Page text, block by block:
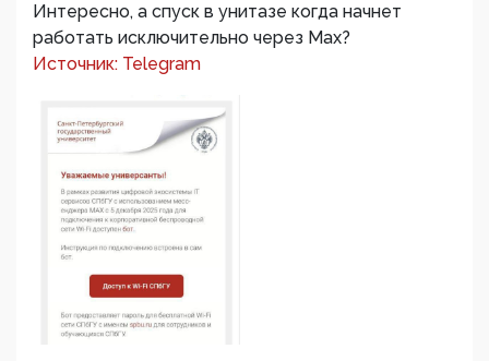
Интересно, а спуск в унитазе когда начнет
работать исключительно через Max?
Источник: Telegram